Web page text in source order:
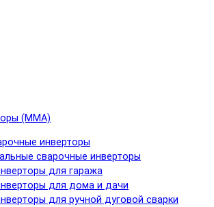
(MMA)
инверторы
сварочные инверторы
для гаража
для дома и дачи
для ручной дуговой сварки